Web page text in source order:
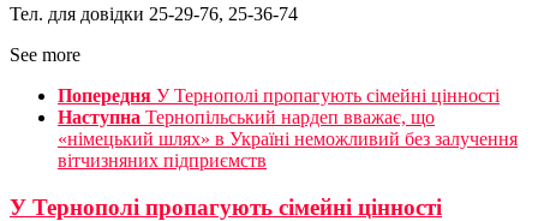
Тел. для довідки 25-29-76, 25-36-74
See more
Попередня У Тернополі пропагують сімейні цінності
Наступна Тернопільський нардеп вважає, що
«німецький шлях» в Україні неможливий без залучення
вітчизняних підприємств
У Тернополі пропагують сімейні цінності